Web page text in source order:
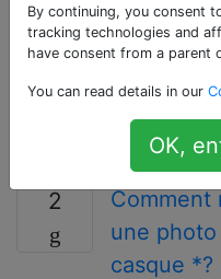
Les écouteurs sont une
qui sont maintenus
(bien qu'il puisse n'y
également être sans fil.
parleurs reçoivent un
2
Comment
une
casque *?
By continuing, you consent
tracking technologies and
have consent from a parent
You can read details in our
OK,